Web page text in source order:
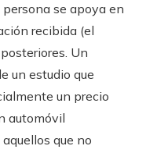
persona se apoya en
recibida (el
Un
un estudio que
un precio
automóvil
que no